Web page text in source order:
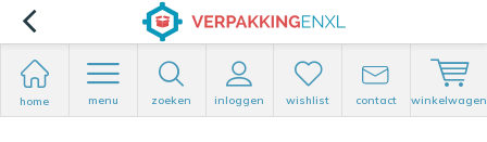
home menu zoeken inloggen wishlist contact winkelwagen